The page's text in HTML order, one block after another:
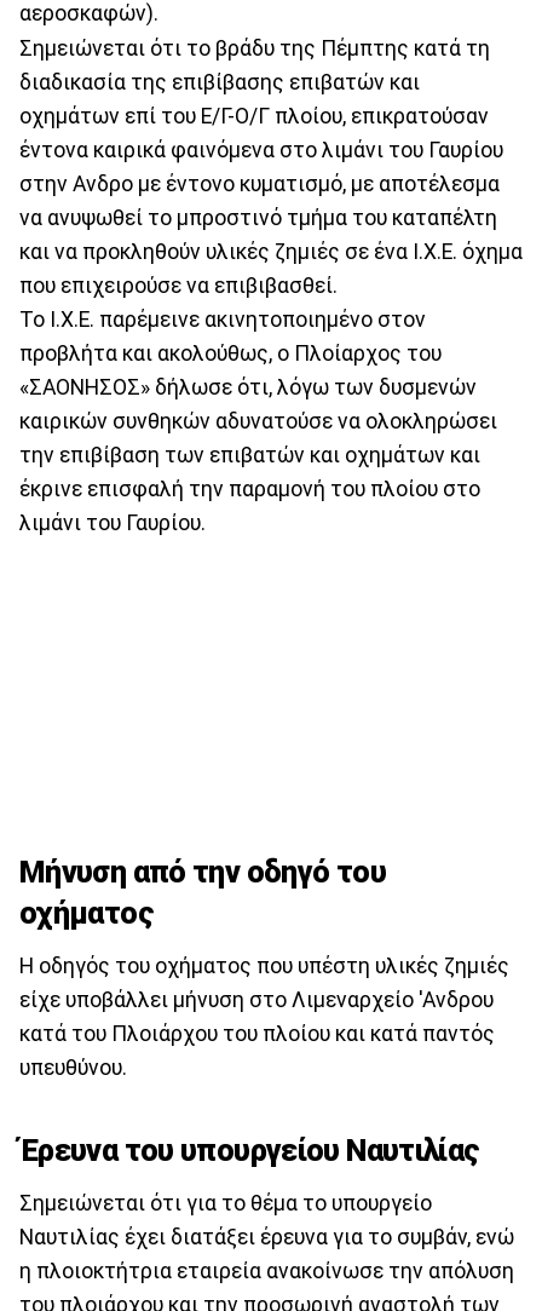
αεροσκαφών).
Σημειώνεται ότι το βράδυ της Πέμπτης κατά τη
διαδικασία της επιβίβασης επιβατών και
οχημάτων επί του Ε/Γ-Ο/Γ πλοίου, επικρατούσαν
έντονα καιρικά φαινόμενα στο λιμάνι του Γαυρίου
στην Ανδρο με έντονο κυματισμό, με αποτέλεσμα
να ανυψωθεί το μπροστινό τμήμα του καταπέλτη
και να προκληθούν υλικές ζημιές σε ένα Ι.Χ.Ε. όχημα
που επιχειρούσε να επιβιβασθεί.
Το Ι.Χ.Ε. παρέμεινε ακινητοποιημένο στον
προβλήτα και ακολούθως, ο Πλοίαρχος του
«ΣΑΟΝΗΣΟΣ» δήλωσε ότι, λόγω των δυσμενών
καιρικών συνθηκών αδυνατούσε να ολοκληρώσει
την επιβίβαση των επιβατών και οχημάτων και
έκρινε επισφαλή την παραμονή του πλοίου στο
λιμάνι του Γαυρίου.
Μήνυση από την οδηγό του
οχήματος
Η οδηγός του οχήματος που υπέστη υλικές ζημιές
είχε υποβάλλει μήνυση στο Λιμεναρχείο 'Ανδρου
κατά του Πλοιάρχου του πλοίου και κατά παντός
υπευθύνου.
Έρευνα του υπουργείου Ναυτιλίας
Σημειώνεται ότι για το θέμα το υπουργείο
Ναυτιλίας έχει διατάξει έρευνα για το συμβάν, ενώ
η πλοιοκτήτρια εταιρεία ανακοίνωσε την απόλυση
του πλοιάρχου και την προσωρινή αναστολή των